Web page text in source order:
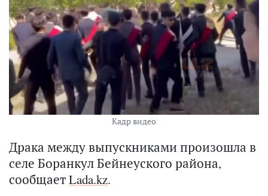
Кадр видео
Драка между выпускниками произошла в
селе Боранкул Бейнеуского района,
сообщаетLada.kz.